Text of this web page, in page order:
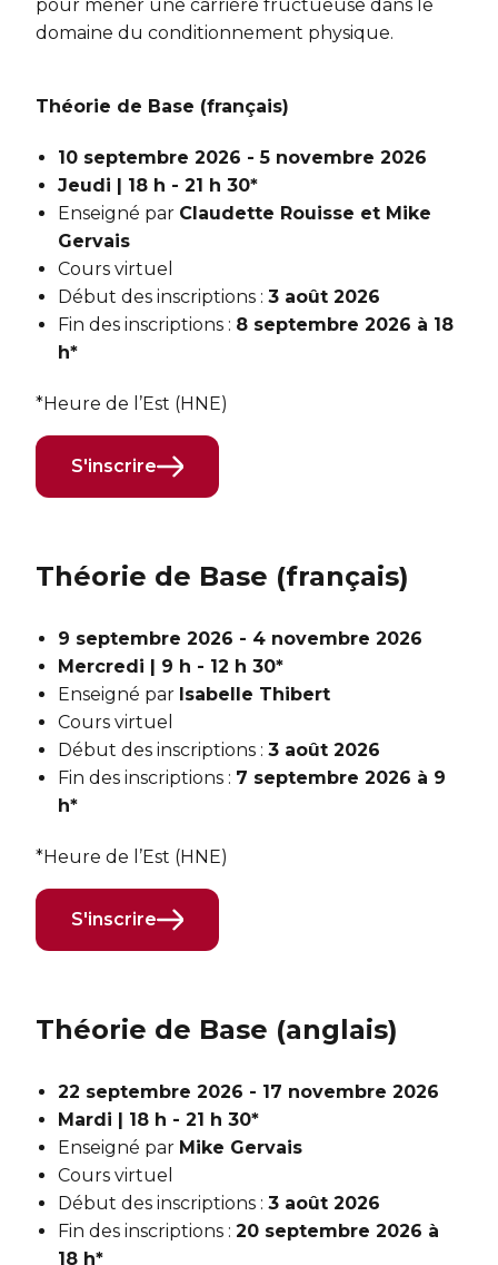
pour mener une carrière fructueuse dans le
domaine du conditionnement physique.
Théorie de Base (français)
10 septembre 2026 - 5 novembre 2026
Jeudi | 18 h - 21 h 30*
Enseigné par Claudette Rouisse et Mike
Gervais
Cours virtuel
Début des inscriptions : 3 août 2026
Fin des inscriptions : 8 septembre 2026 à 18
h*
*Heure de l’Est (HNE)
S'inscrire
Théorie de Base (français)
9 septembre 2026 - 4 novembre 2026
Mercredi | 9 h - 12 h 30*
Enseigné par Isabelle Thibert
Cours virtuel
Début des inscriptions : 3 août 2026
Fin des inscriptions : 7 septembre 2026 à 9
h*
*Heure de l’Est (HNE)
S'inscrire
Théorie de Base (anglais)
22 septembre 2026 - 17 novembre 2026
Mardi | 18 h - 21 h 30*
Enseigné par Mike Gervais
Cours virtuel
Début des inscriptions : 3 août 2026
Fin des inscriptions : 20 septembre 2026 à
18 h*